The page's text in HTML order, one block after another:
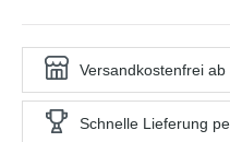
Versandkostenfrei
Schnelle Lieferung